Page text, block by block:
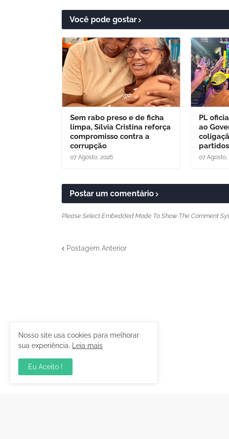
Você pode gostar
Sem rabo preso e de ficha
limpa, Sílvia Cristina reforça
compromisso contra a
corrupção
07 Agosto, 2026
PL
ao
07 Agosto,
Postar um comentário
Please Select Embedded Mode To Show The Comment
Postagem Anterior
Nosso site usa cookies para melhorar
sua experiência.
Leia mais
Eu Aceito !